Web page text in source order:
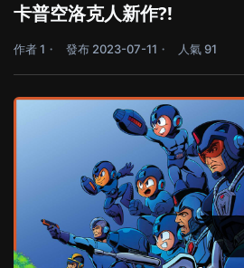
卡普空洛克人新作?!
作者 1 發布 2023-07-11 人氣 91